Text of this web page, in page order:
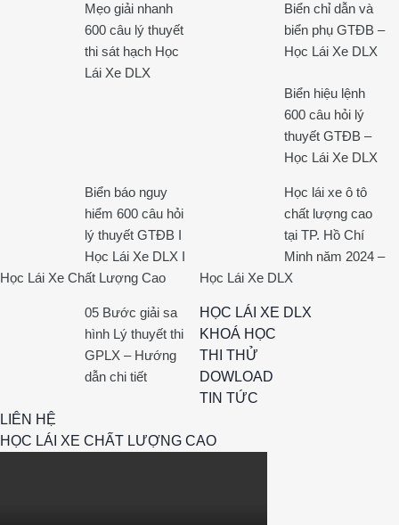
Mẹo giải nhanh
600 câu lý thuyết
thi sát hạch Học
Lái Xe DLX
Biển chỉ dẫn và
biển phụ GTĐB –
Học Lái Xe DLX
Biển hiệu lệnh
600 câu hỏi lý
thuyết GTĐB –
Học Lái Xe DLX
Biển báo nguy
hiểm 600 câu hỏi
lý thuyết GTĐB I
Học Lái Xe DLX I
Học Lái Xe Chất Lượng Cao
Học lái xe ô tô
chất lượng cao
tại TP. Hồ Chí
Minh năm 2024 –
Học Lái Xe DLX
05 Bước giải sa
hình Lý thuyết thi
GPLX – Hướng
dẫn chi tiết
HỌC LÁI XE DLX
KHOÁ HỌC
THI THỬ
DOWLOAD
TIN TỨC
LIÊN HỆ
HỌC LÁI XE CHẤT LƯỢNG CAO